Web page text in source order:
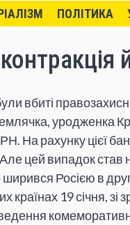
ПОЛІТИКА
вбиті
уродженка
На рахунку цієї
Але цей випадок
Росією в
країнах 19 січня,